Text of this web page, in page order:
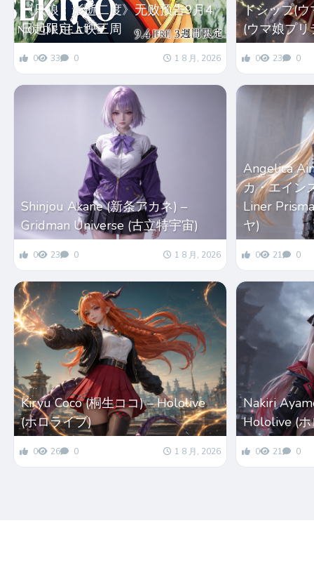
《只狼：影逝二度》无败预告9月4
日起限定上映三周
0 33 0 1 8 月, 2026
ドシップ(
(ウマ娘プ
0 23 0
Shinjou Akane (新条アカネ) –
Gridman Universe (古立特宇宙)
0 23 0 1 8 月, 2026
Angelica
カ・エイン
Liner
ヤ)
0 21 0
Kiryu Coco (桐生ココ) – Hololive
(ホロライブ)
0 26 0 1 8 月, 2026
Nakiri
Hololive (ホ
0 21 0